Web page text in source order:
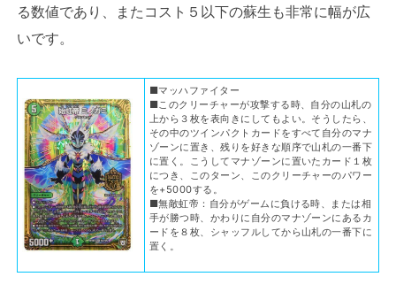
る数値であり、またコスト５以下の蘇生も非常に幅が広
いです。
■マッハファイター
■このクリーチャーが攻撃する時、自分の山札の
上から３枚を表向きにしてもよい。そうしたら、
その中のツインパクトカードをすべて自分のマナ
ゾーンに置き、残りを好きな順序で山札の一番下
に置く。こうしてマナゾーンに置いたカード１枚
につき、このターン、このクリーチャーのパワー
を+5000する。
■無敵虹帝：自分がゲームに負ける時、または相
手が勝つ時、かわりに自分のマナゾーンにあるカ
ードを８枚、シャッフルしてから山札の一番下に
置く。